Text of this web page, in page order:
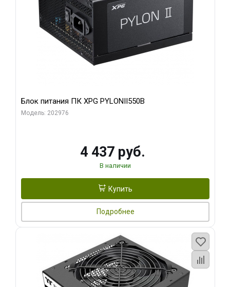
Блок питания ПК XPG PYLONII550B
Модель: 202976
4 437 руб.
В наличии
Купить
Подробнее